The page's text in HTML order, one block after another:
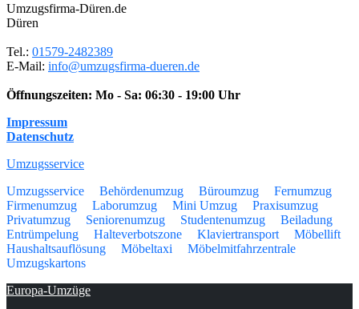
Umzugsfirma-Düren.de
Düren
Tel.: 01579-2482389
E-Mail: info@umzugsfirma-dueren.de
Öffnungszeiten: Mo - Sa: 06:30 - 19:00 Uhr
Impressum
Datenschutz
Umzugsservice
Umzugsservice
Behördenumzug Büroumzug
Fernumzug
Firmenumzug
Laborumzug Mini Umzug
Praxisumzug
Privatumzug
Seniorenumzug Studentenumzug
Beiladung
Entrümpelung
Halteverbotszone Klaviertransport
Möbellift
Haushaltsauflösung
Möbeltaxi
Möbelmitfahrzentrale
Umzugskartons
Europa-Umzüge